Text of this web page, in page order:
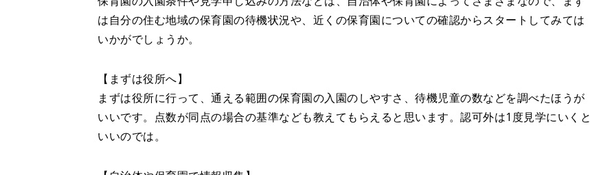
は自分の住む地域の保育園の待機状況や、近くの保育園についての確認からスタートしてみては
いかがでしょうか。
【まずは役所へ】
まずは役所に行って、通える範囲の保育園の入園のしやすさ、待機児童の数などを調べたほうが
いいです。点数が同点の場合の基準なども教えてもらえると思います。認可外は1度見学にいくと
いいのでは。